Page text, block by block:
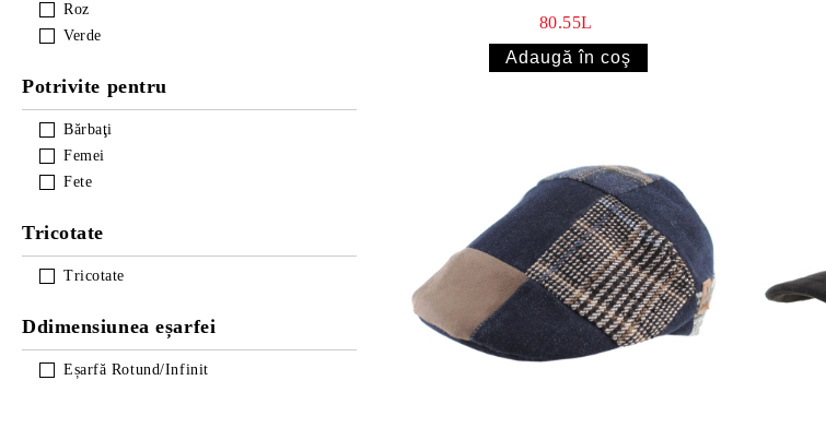
Roz
Verde
Potrivite pentru
Bărbaţi
Femei
Fete
Tricotate
Tricotate
Ddimensiunea eșarfei
Eșarfă Rotund/Infinit
80.55L